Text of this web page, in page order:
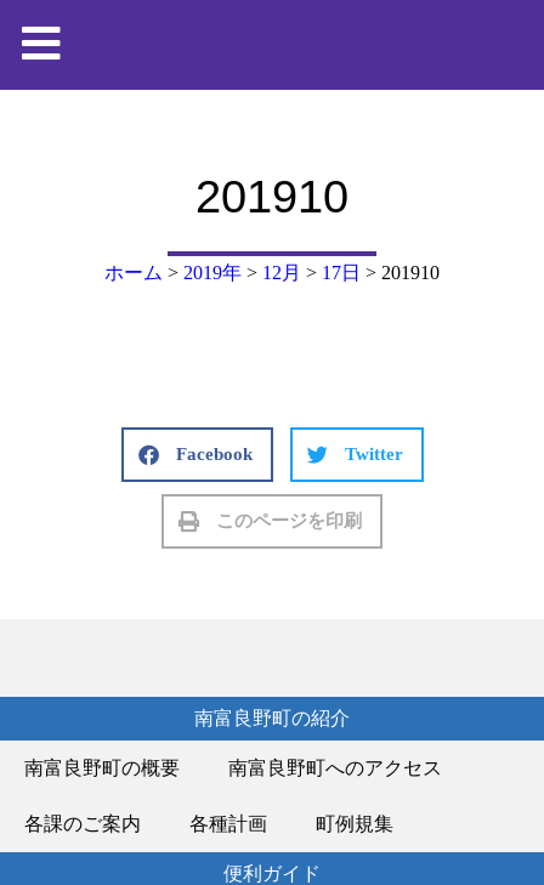
201910
ホーム > 2019年 > 12月 > 17日 > 201910
Facebook Twitter
このページを印刷
南富良野町の紹介
南富良野町の概要 南富良野町へのアクセス
各課のご案内 各種計画 町例規集
便利ガイド